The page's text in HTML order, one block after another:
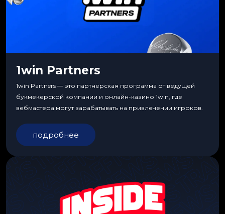
1win Partners
1win Partners — это партнерская программа от ведущей
букмекерской компании и онлайн-казино 1win, где
вебмастера могут зарабатывать на привлечении игроков.
подробнее